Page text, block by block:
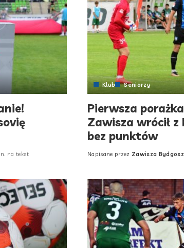
na tekst
Klub Seniorzy
Pierwsza
Zawisza wrócił z
bez punktów
Posted
Napisane przez Zawisza